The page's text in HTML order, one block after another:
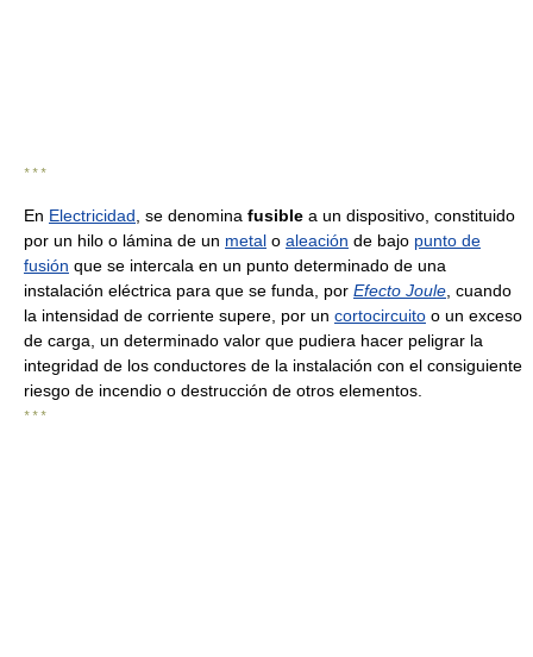
* * *
En Electricidad , se denomina fusible a un dispositivo, constituido
por un hilo o lámina de un metal o aleación de bajo punto de
fusión que se intercala en un punto determinado de una
instalación eléctrica para que se funda, por Efecto Joule , cuando
la intensidad de corriente supere, por un cortocircuito o un exceso
de carga, un determinado valor que pudiera hacer peligrar la
integridad de los conductores de la instalación con el consiguiente
riesgo de incendio o destrucción de otros elementos.
* * *